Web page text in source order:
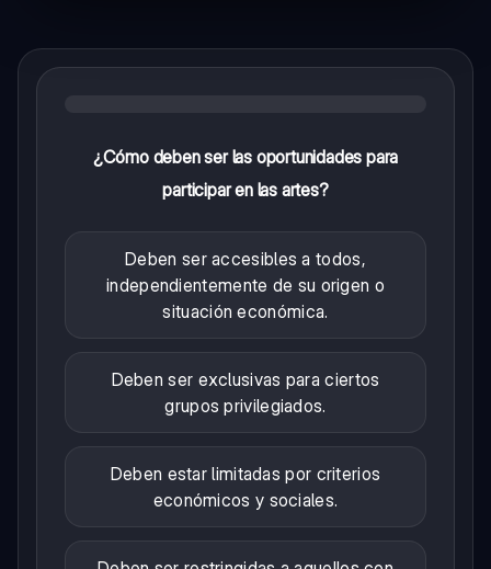
¿Cómo deben ser las oportunidades para
participar en las artes?
Deben ser accesibles a todos,
independientemente de su origen o
situación económica.
Deben ser exclusivas para ciertos
grupos privilegiados.
Deben estar limitadas por criterios
económicos y sociales.